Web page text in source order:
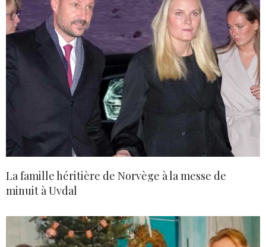
La famille héritière de Norvège à la messe de
minuit à Uvdal